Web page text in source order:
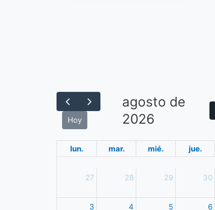
Hoy
agosto de
2026
lun. mar. mié. jue.
27 28 29 30
3 4 5 6